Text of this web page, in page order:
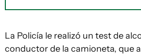
La Policía le realizó un test de
conductor de la camioneta, que